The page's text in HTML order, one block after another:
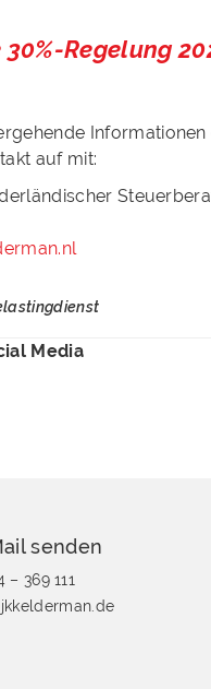
Regelung
auf mit:
–
Media
senden
– 369 111